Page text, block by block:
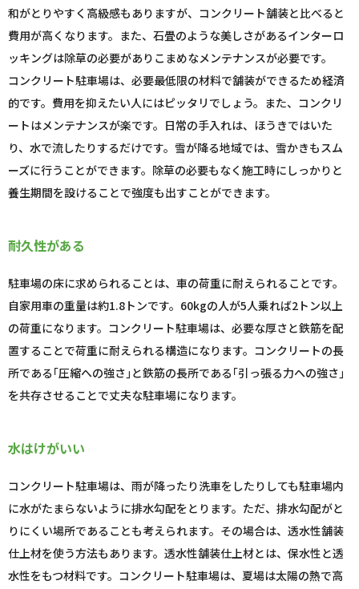
和がとりやすく高級感もありますが、コンクリート舗装と比べると
費用が高くなります。また、石畳のような美しさがあるインターロ
ッキングは除草の必要がありこまめなメンテナンスが必要です。
コンクリート駐車場は、必要最低限の材料で舗装ができるため経済
的です。費用を抑えたい人にはピッタリでしょう。また、コンクリ
ートはメンテナンスが楽です。日常の手入れは、ほうきではいた
り、水で流したりするだけです。雪が降る地域では、雪かきもスム
ーズに行うことができます。除草の必要もなく施工時にしっかりと
養生期間を設けることで強度も出すことができます。
耐久性がある
駐車場の床に求められることは、車の荷重に耐えられることです。
自家用車の重量は約1.8トンです。60kgの人が5人乗れば2トン以上
の荷重になります。コンクリート駐車場は、必要な厚さと鉄筋を配
置することで荷重に耐えられる構造になります。コンクリートの長
所である｢圧縮への強さ｣と鉄筋の長所である｢引っ張る力への強さ｣
を共存させることで丈夫な駐車場になります。
水はけがいい
コンクリート駐車場は、雨が降ったり洗車をしたりしても駐車場内
に水がたまらないように排水勾配をとります。ただ、排水勾配がと
りにくい場所であることも考えられます。その場合は、透水性舗装
仕上材を使う方法もあります。透水性舗装仕上材とは、保水性と透
水性をもつ材料です。コンクリート駐車場は、夏場は太陽の熱で高